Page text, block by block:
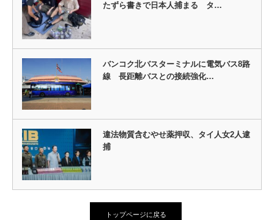
たずら書きで日本人捕まる タ…
バンコク北バスターミナルに電気バス8路
線 長距離バスとの接続強化…
違法物質含むやせ薬押収、タイ人女2人逮
捕
トップページに戻る